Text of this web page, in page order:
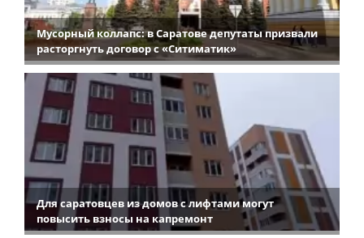
Мусорный коллапс: в Саратове депутаты призвали
расторгнуть договор с «Ситиматик»
Для саратовцев из домов с лифтами могут
повысить взносы на капремонт